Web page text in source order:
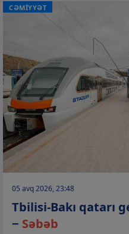
CƏMİYYƏT
05 avq 2026, 23:48
Tbilisi-Bakı qatarı
− Səbəb